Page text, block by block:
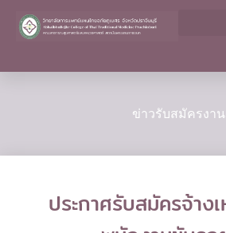
ข่าวรับสมัครงาน
ประกาศรับสมัครจ้าง